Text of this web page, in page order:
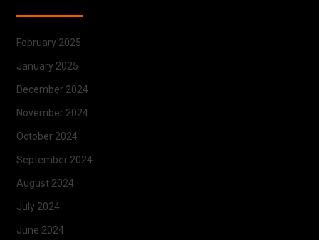
February 2025
January 2025
December 2024
November 2024
October 2024
September 2024
August 2024
July 2024
June 2024